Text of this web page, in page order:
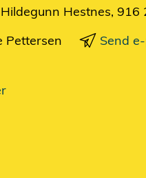
Hildegunn Hestnes, 916
Pettersen Send